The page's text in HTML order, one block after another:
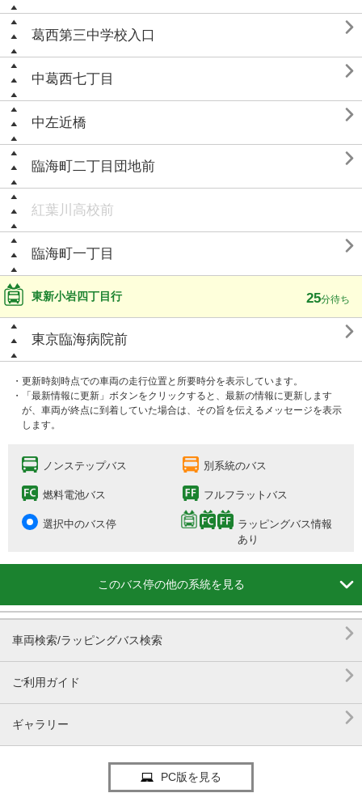
葛西第三中学校入口 
中葛西七丁目 
中左近橋 
臨海町二丁目団地前 
紅葉川高校前
臨海町一丁目 
東新小岩四丁目行 25分待ち
東京臨海病院前 
・更新時刻時点での車両の走行位置と所要時分を表示しています。
・「最新情報に更新」ボタンをクリックすると、最新の情報に更新します
が、車両が終点に到着していた場合は、その旨を伝えるメッセージを表示
します。
ノンステップバス 別系統のバス
燃料電池バス フルフラットバス
選択中のバス停
ラッピングバス情報
あり
このバス停の他の系統を見る 
車両検索/ラッピングバス検索 
ご利用ガイド 
ギャラリー 
PC版を見る